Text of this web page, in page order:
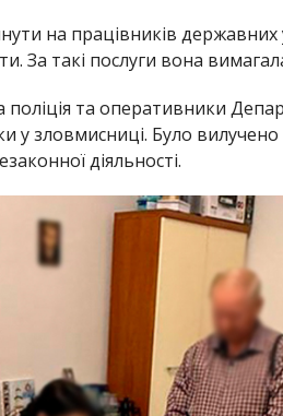
на працівників
За такі послуги вона
поліція та оперативники
у зловмисниці. Було
діяльності.